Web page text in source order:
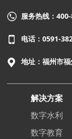
服务热线：
电话：0591-
地址：福州市
解决方案
数字水利
数字教育